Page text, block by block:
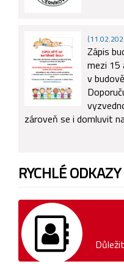
Zápis
mezi 15
v
zároveň se i domluvit
RYCHLÉ ODKAZY